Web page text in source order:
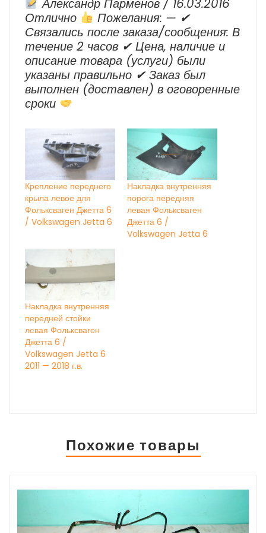
Александр Парменов / 16.03.2016
Отлично
Пожелания: — ✔
Cвязались после заказа/сообщения: В
течение 2 часов ✔ Цена, наличие и
описание товара (услуги) были
указаны правильно ✔ Заказ был
выполнен (доставлен) в оговоренные
сроки
Крепление переднего
крыла левое для
Фольксваген Джетта 6
/ Volkswagen Jetta 6
Накладка внутренняя
порога передняя
левая Фольксваген
Джетта 6 /
Volkswagen Jetta 6
Накладка внутренняя
передней стойки
левая Фольксваген
Джетта 6 /
Volkswagen Jetta 6
2011 — 2018 г.в.
Похожие товары